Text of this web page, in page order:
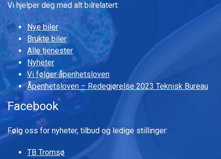
Vi hjelper deg med alt bilrelatert:
Nye biler
Brukte biler
Alle tjenester
Nyheter
Vi følger åpenhetsloven
Åpenhetsloven – Redegjørelse 2023 Teknisk Bureau
Facebook
Følg oss for nyheter, tilbud og ledige stillinger:
TB Tromsø